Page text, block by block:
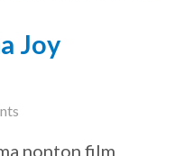
Joy
April 24, 2019
nonton film